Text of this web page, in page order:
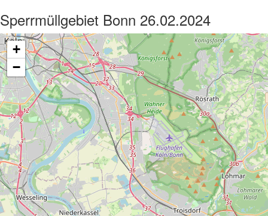
Sperrmüllgebiet Bonn 26.02.2024
+
−